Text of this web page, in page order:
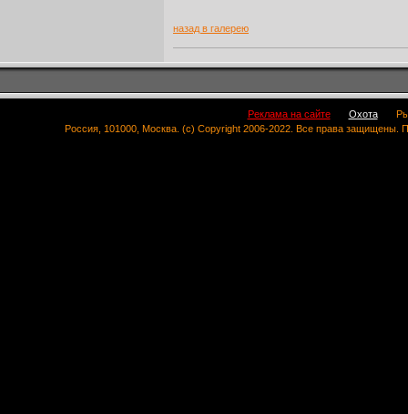
назад в галерею
Реклама на сайте Охота
Россия, 101000, Москва. (c) Copyright 2006-2022. Все права защищены.